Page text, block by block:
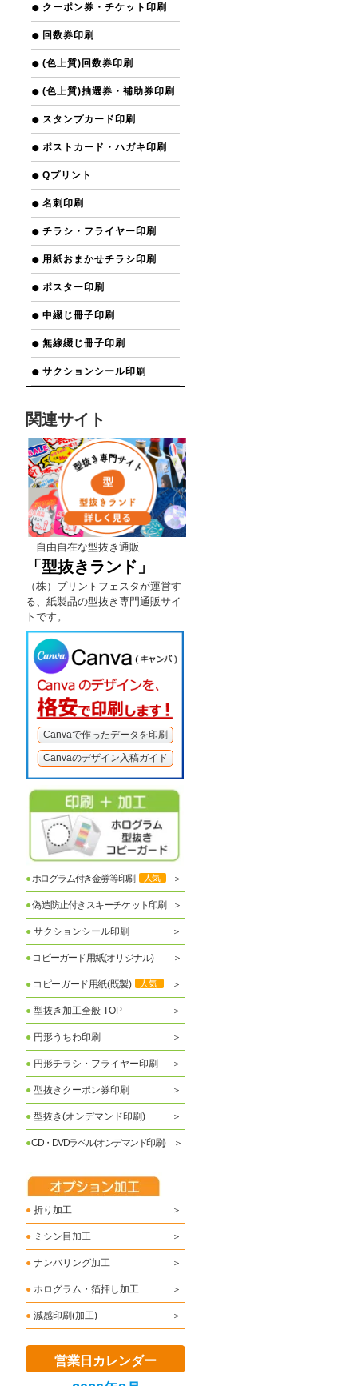
クーポン券・チケット印刷
回数券印刷
(色上質)回数券印刷
(色上質)抽選券・補助券印刷
スタンプカード印刷
ポストカード・ハガキ印刷
Qプリント
名刺印刷
チラシ・フライヤー印刷
用紙おまかせチラシ印刷
ポスター印刷
中綴じ冊子印刷
無線綴じ冊子印刷
サクションシール印刷
関連サイト
自由自在な型抜き通販
「型抜きランド」
（株）プリントフェスタが運営す
る、紙製品の型抜き専門通販サイ
トです。
Canvaで作ったデータを印刷
Canvaのデザイン入稿ガイド
●ホログラム付き金券等印刷 人気
●偽造防止付きスキーチケット印刷
● サクションシール印刷
● コピーガード用紙(オリジナル)
● コピーガード用紙(既製) 人気
● 型抜き加工全般 TOP
● 円形うちわ印刷
● 円形チラシ・フライヤー印刷
● 型抜きクーポン券印刷
● 型抜き(オンデマンド印刷)
●CD・DVDラベル(オンデマンド印刷)
● 折り加工
● ミシン目加工
● ナンバリング加工
● ホログラム・箔押し加工
● 減感印刷(加工)
営業日カレンダー